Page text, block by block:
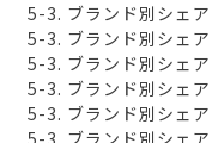
5-3. ブランド別シェア
5-3. ブランド別シェア
5-3. ブランド別シェア
5-3. ブランド別シェア
5-3. ブランド別シェア
5-3. ブランド別シェア